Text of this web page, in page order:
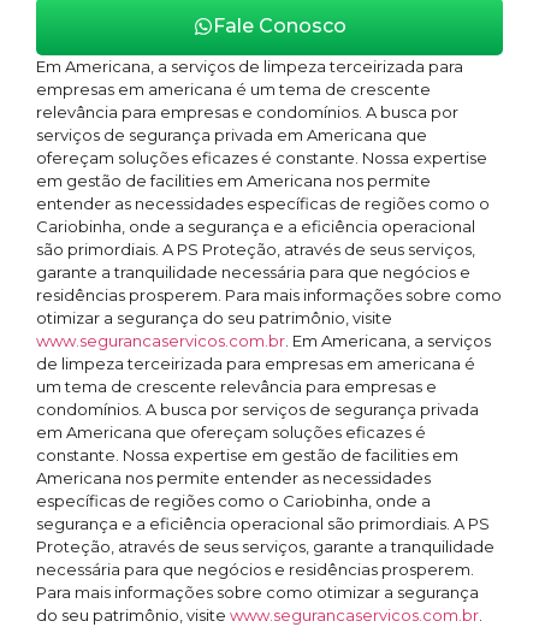
Fale Conosco
Em Americana, a serviços de limpeza terceirizada para
empresas em americana é um tema de crescente
relevância para empresas e condomínios. A busca por
serviços de segurança privada em Americana que
ofereçam soluções eficazes é constante. Nossa expertise
em gestão de facilities em Americana nos permite
entender as necessidades específicas de regiões como o
Cariobinha, onde a segurança e a eficiência operacional
são primordiais. A PS Proteção, através de seus serviços,
garante a tranquilidade necessária para que negócios e
residências prosperem. Para mais informações sobre como
otimizar a segurança do seu patrimônio, visite
www.segurancaservicos.com.br . Em Americana, a serviços
de limpeza terceirizada para empresas em americana é
um tema de crescente relevância para empresas e
condomínios. A busca por serviços de segurança privada
em Americana que ofereçam soluções eficazes é
constante. Nossa expertise em gestão de facilities em
Americana nos permite entender as necessidades
específicas de regiões como o Cariobinha, onde a
segurança e a eficiência operacional são primordiais. A PS
Proteção, através de seus serviços, garante a tranquilidade
necessária para que negócios e residências prosperem.
Para mais informações sobre como otimizar a segurança
do seu patrimônio, visite www.segurancaservicos.com.br